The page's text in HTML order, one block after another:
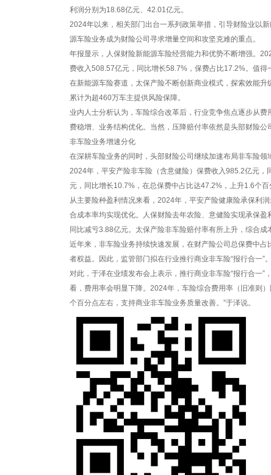
利润分别为18.68亿元、42.01亿元。
2024年以来，相关部门出台一系列政策举措，引导财险业以
源车险业务成为财险公司寻求增量空间和攻坚克难的重点。
年报显示，人保财险新能源车险经营能力和优势不断增强。
费收入508.57亿元，同比增长58.7%，保费占比17.2%。值得
在新能源车险赛道，太保产险不断创新商业模式，探索效能
累计为超460万车主提供风险保障。
业内人士分析认为，车险综合改革后，行业竞争焦点逐步从
费稳增、业务结构优化。当然，压降赔付率依然是头部财险公
非车险业务增速分化
在深耕车险业务的同时，头部财险公司继续加速布局非车险领
2024年，平安产险非车险（含意健险）保费收入985.2亿元
元，同比增长10.7%，在总保费中占比达47.2%，上升1.6个
从主要险种盈利情况来看，2024年，平安产险健康险承保利
合成本率均实现优化。人保财险去年农险、意健险实现承保
同比减亏3.88亿元。太保产险非车险赔付率有所上升，综合
近年来，非车险业务持续快速发展，在财产险公司总保费中
者权益。因此，监管部门拟在行业推行商业非车险“报行合一”。
对此，于泽在业绩发布会上表示，推行商业非车险“报行合一”
看，费用率会明显下降。2024年，车险综合费用率（旧准则
个百分点左右，支持商业非车险业务质量改善。”于泽说。